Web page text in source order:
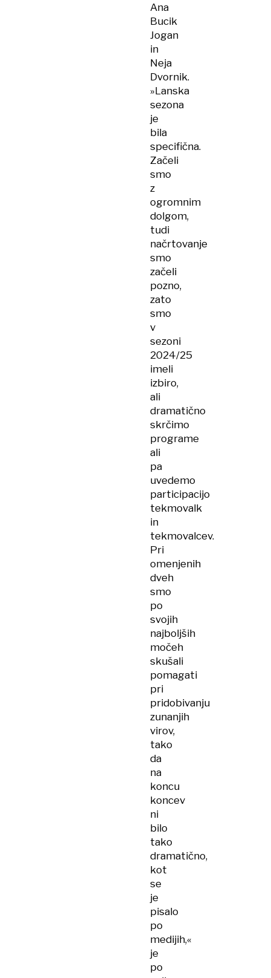
Ana
Bucik
Jogan
in
Neja
Dvornik.
»Lanska
sezona
je
bila
specifična.
Začeli
smo
z
ogromnim
dolgom,
tudi
načrtovanje
smo
začeli
pozno,
zato
smo
v
sezoni
2024/25
imeli
izbiro,
ali
dramatično
skrčimo
programe
ali
pa
uvedemo
participacijo
tekmovalk
in
tekmovalcev.
Pri
omenjenih
dveh
smo
po
svojih
najboljših
močeh
skušali
pomagati
pri
pridobivanju
zunanjih
virov,
tako
da
na
koncu
koncev
ni
bilo
tako
dramatično,
kot
se
je
pisalo
po
medijih,«
je
po